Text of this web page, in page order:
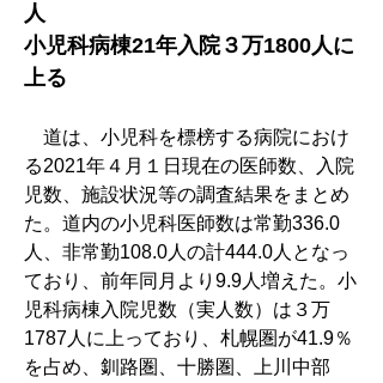
人
小児科病棟21年入院３万1800人に
上る
道は、小児科を標榜する病院におけ
る2021年４月１日現在の医師数、入院
児数、施設状況等の調査結果をまとめ
た。道内の小児科医師数は常勤336.0
人、非常勤108.0人の計444.0人となっ
ており、前年同月より9.9人増えた。小
児科病棟入院児数（実人数）は３万
1787人に上っており、札幌圏が41.9％
を占め、釧路圏、十勝圏、上川中部